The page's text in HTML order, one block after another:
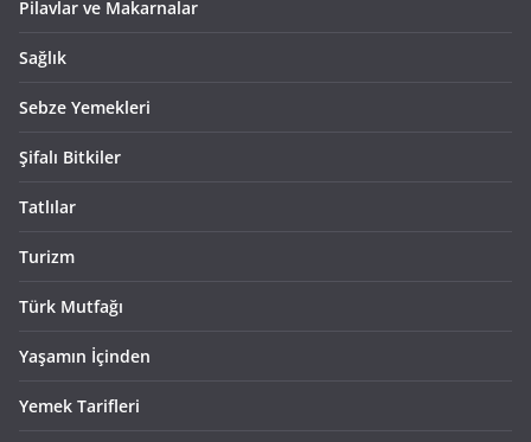
Pilavlar ve Makarnalar
Sağlık
Sebze Yemekleri
Şifalı Bitkiler
Tatlılar
Turizm
Türk Mutfağı
Yaşamın İçinden
Yemek Tarifleri